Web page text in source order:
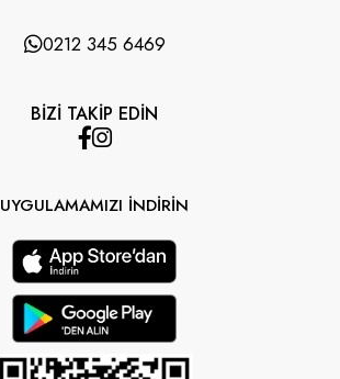
0212 345 6469
BİZİ TAKİP EDİN
UYGULAMAMIZI İNDİRİN